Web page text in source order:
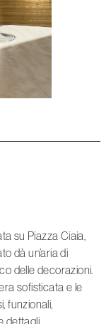
su Piazza Ciaia,
dà un’aria di
delle decorazioni.
sofisticata e le
funzionali,
dettagli